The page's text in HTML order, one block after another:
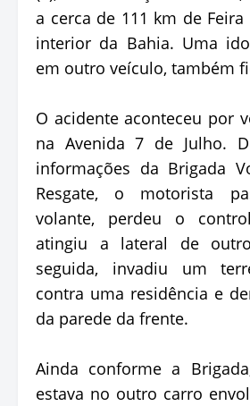
a cerca de 111 km de Feira
interior da Bahia. Uma
em outro veículo, também
O acidente aconteceu por
na Avenida 7 de Julho.
informações da Brigada
Resgate, o motorista
volante, perdeu o
atingiu a lateral de
seguida, invadiu um
contra uma residência e
da parede da frente.
Ainda conforme a
estava no outro carro